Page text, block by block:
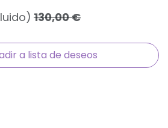
130,00€
a lista de deseos